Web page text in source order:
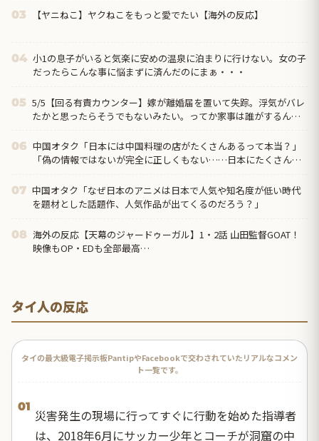
03 【ヤニねこ】ヤクねこをもっと愛でたい【海外の反応】
04 小1の息子がいると気楽に安めの温泉に泊まりに行けない。女の子
だったらこんな事に悩まずに済んだのにまぁ・・・
05 5/5【回る有責カウンター】嫁が離婚届を置いて失踪。浮気がバレ
たかと思ったらそうでもないみたい。ってか家事は誰がするんだ
06 中国オタク「日本には中国料理の店がたくさんあるって本当？」
「偽の情報ではないが完全に正しくもない……日本にたくさんあ
07 中国オタク「なぜ日本のアニメは日本で人気や知名度が低い時代
を題材とした話題作、人気作品が出てくるのだろう？」
08 海外の反応【天幕のジャードゥーガル】1・2話 山田監督GOAT！
映像もOP・EDも全部最高…
タイ人の反応
タイの最大級電子掲示板PantipやFacebookで交わされていたリアルなコメン
ト一覧です。
01
災害発生の現場に行ってすぐに行動を始めた指導者
は、2018年6月にサッカー少年とコーチが洞窟の中